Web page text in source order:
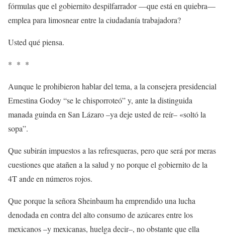
fórmulas que el gobiernito despilfarrador —que está en quiebra—
emplea para limosnear entre la ciudadanía trabajadora?
Usted qué piensa.
* * *
Aunque le prohibieron hablar del tema, a la consejera presidencial
Ernestina Godoy “se le chisporroteó” y, ante la distinguida
manada guinda en San Lázaro –ya deje usted de reír– «soltó la
sopa”.
Que subirán impuestos a las refresqueras, pero que será por meras
cuestiones que atañen a la salud y no porque el gobiernito de la
4T ande en números rojos.
Que porque la señora Sheinbaum ha emprendido una lucha
denodada en contra del alto consumo de azúcares entre los
mexicanos –y mexicanas, huelga decir–, no obstante que ella